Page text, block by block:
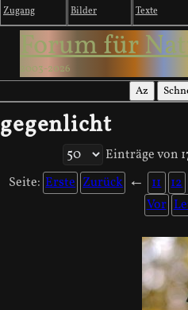
Zugang Bilder Texte
Forum für
2003-2026
Az
gegenlicht
Einträge von
Seite: Erste Zurück ← 11 12
Vor